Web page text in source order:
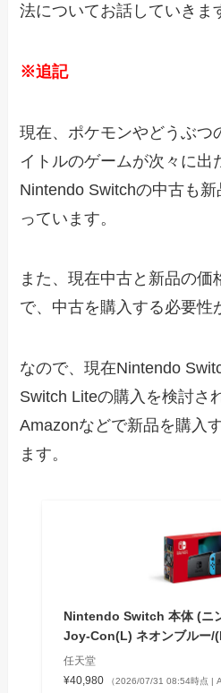
法についてお話していきま
※追記
現在、ポケモンやどうぶつ
イトルのゲームが次々に出
Nintendo Switchの中古も
っています。
また、現在中古と新品の価
で、中古を購入する必要性
なので、現在Nintendo
Switch Liteの購入を検討さ
Amazonなどで新品を購入
ます。
Nintendo Switch 本体 (ニ
Joy-Con(L) ネオンブルー/
任天堂
¥40,980
（2026/07/31 08:54時点 |